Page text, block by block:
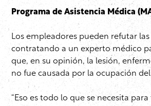
Programa de Asistencia Médica
Los empleadores pueden refutar
contratando a un experto médico
que, en su opinión, la lesión,
no fue causada por la ocupación
“Eso es todo lo que se necesita